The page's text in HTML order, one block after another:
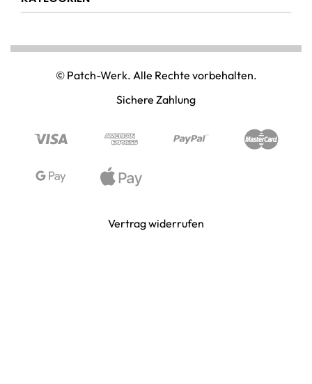
Versandkostenpauschale
Mein Konto
PAINTBALL & AIRSOFT
PUNISHER & SKULLS
WIKINGER & MITTELALTERWELTEN
© Patch-Werk. Alle Rechte vorbehalten.
Sichere Zahlung
Vertrag widerrufen